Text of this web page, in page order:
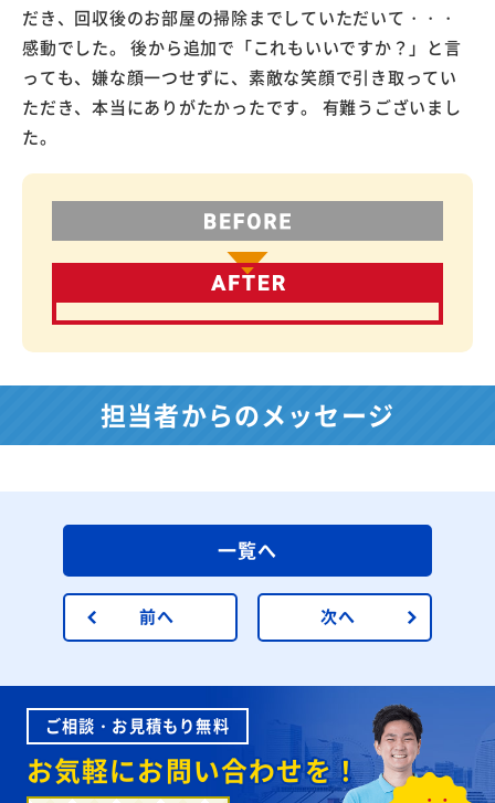
だき、回収後のお部屋の掃除までしていただいて・・・
感動でした。 後から追加で「これもいいですか？」と言
っても、嫌な顔一つせずに、素敵な笑顔で引き取ってい
ただき、本当にありがたかったです。 有難うございまし
た。
担当者からのメッセージ
前へ
一覧へ
次へ
ご相談・お見積もり無料
お気軽にお問い合わせを！